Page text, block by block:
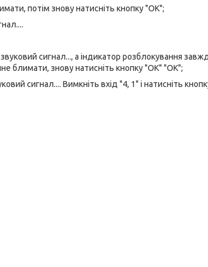
потім знову натисніть кнопку "ОК";
сигнал..., а індикатор розблокування
блимати, знову натисніть кнопку "ОК" "ОК";
сигнал.... Вимкніть вхід "4, 1" і натисніть